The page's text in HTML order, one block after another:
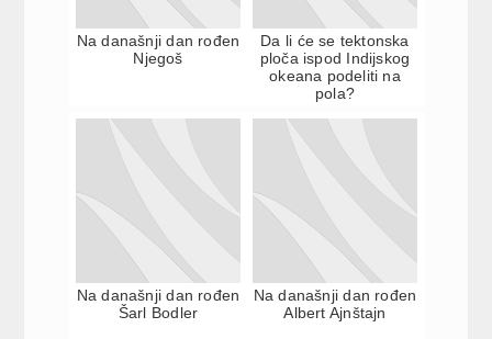
Na današnji dan rođen
Njegoš
Da li će se tektonska
ploča ispod Indijskog
okeana podeliti na
pola?
Na današnji dan rođen
Šarl Bodler
Na današnji dan rođen
Albert Ajnštajn